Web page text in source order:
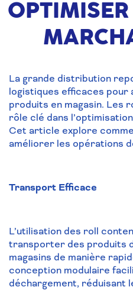
La grande distribution
logistiques efficaces pour
produits en magasin. Les
rôle clé dans
Cet article explore
améliorer les opérations
Transport Efficace
L’utilisation des roll
transporter des produits
magasins de manière
conception modulaire
déchargement, réduisant